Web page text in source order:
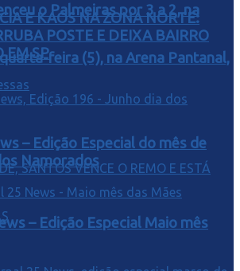
o Palmeiras por 3 a 2, na
feira (5), na Arena Pantanal,
E KAOS NA ZONA NORTE:
POSTE E DEIXA BAIRRO
EM SP
– Edição Especial do mês de
Namorados
– Edição Especial Maio mês